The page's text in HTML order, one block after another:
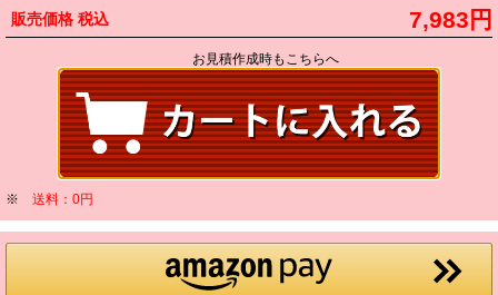
販売価格 税込 7,983円
お見積作成時もこちらへ
※ 送料：0円